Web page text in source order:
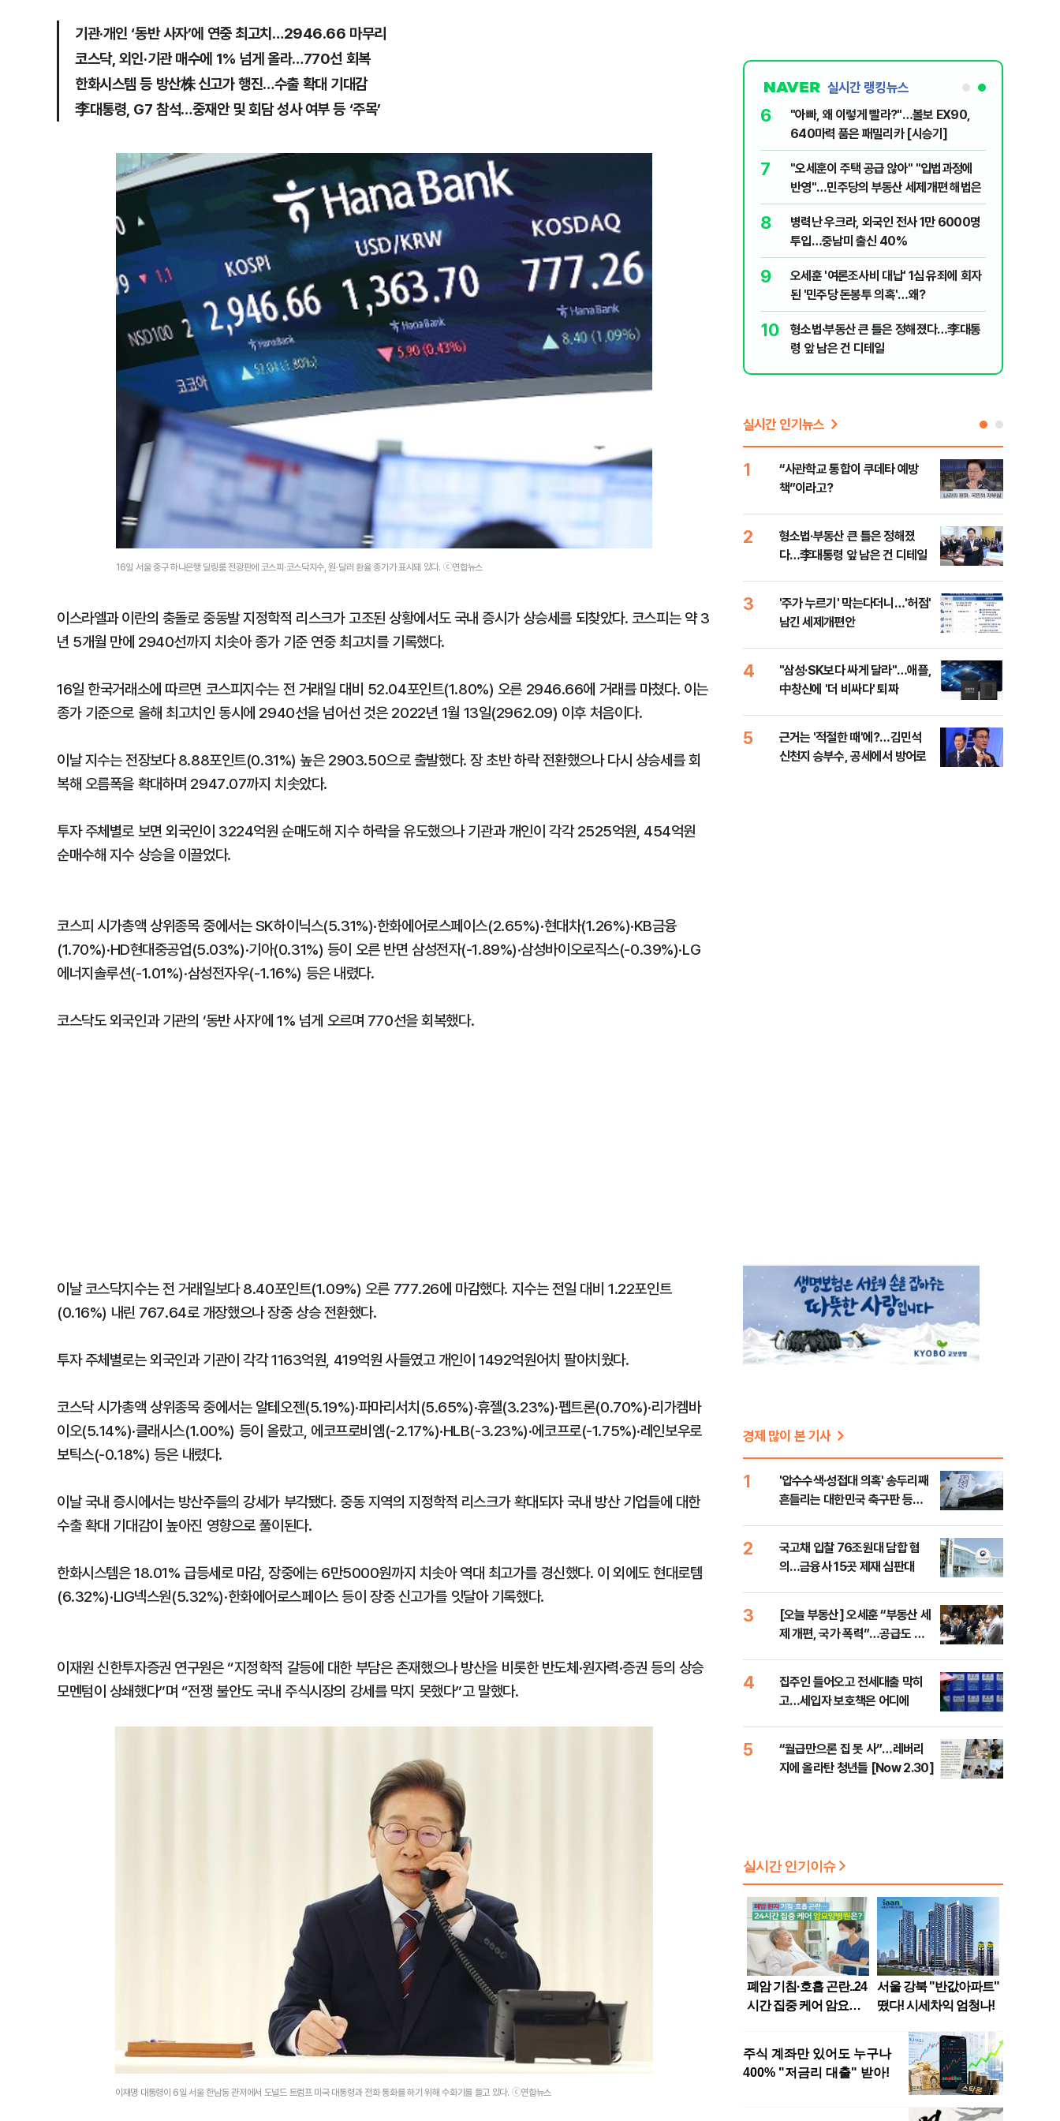
기관·개인 ‘동반 사자’에 연중 최고치…2946.66 마무리
코스닥, 외인·기관 매수에 1% 넘게 올라…770선 회복
한화시스템 등 방산株 신고가 행진…수출 확대 기대감
李대통령, G7 참석…중재안 및 회담 성사 여부 등 ‘주목’
16일 서울 중구 하나은행 딜링룸 전광판에 코스피·코스닥지수, 원·달러 환율 종가가 표시돼 있다. ⓒ연합뉴스
이스라엘과 이란의 충돌로 중동발 지정학적 리스크가 고조된 상황에서도 국내 증시가 상승세를 되찾았다. 코스피는 약 3
년 5개월 만에 2940선까지 치솟아 종가 기준 연중 최고치를 기록했다.
16일 한국거래소에 따르면 코스피지수는 전 거래일 대비 52.04포인트(1.80%) 오른 2946.66에 거래를 마쳤다. 이는
종가 기준으로 올해 최고치인 동시에 2940선을 넘어선 것은 2022년 1월 13일(2962.09) 이후 처음이다.
이날 지수는 전장보다 8.88포인트(0.31%) 높은 2903.50으로 출발했다. 장 초반 하락 전환했으나 다시 상승세를 회
복해 오름폭을 확대하며 2947.07까지 치솟았다.
투자 주체별로 보면 외국인이 3224억원 순매도해 지수 하락을 유도했으나 기관과 개인이 각각 2525억원, 454억원
순매수해 지수 상승을 이끌었다.
코스피 시가총액 상위종목 중에서는 SK하이닉스(5.31%)·한화에어로스페이스(2.65%)·현대차(1.26%)·KB금융
(1.70%)·HD현대중공업(5.03%)·기아(0.31%) 등이 오른 반면 삼성전자(-1.89%)·삼성바이오로직스(-0.39%)·LG
에너지솔루션(-1.01%)·삼성전자우(-1.16%) 등은 내렸다.
코스닥도 외국인과 기관의 ‘동반 사자’에 1% 넘게 오르며 770선을 회복했다.
이날 코스닥지수는 전 거래일보다 8.40포인트(1.09%) 오른 777.26에 마감했다. 지수는 전일 대비 1.22포인트
(0.16%) 내린 767.64로 개장했으나 장중 상승 전환했다.
투자 주체별로는 외국인과 기관이 각각 1163억원, 419억원 사들였고 개인이 1492억원어치 팔아치웠다.
코스닥 시가총액 상위종목 중에서는 알테오젠(5.19%)·파마리서치(5.65%)·휴젤(3.23%)·펩트론(0.70%)·리가켐바
이오(5.14%)·클래시스(1.00%) 등이 올랐고, 에코프로비엠(-2.17%)·HLB(-3.23%)·에코프로(-1.75%)·레인보우로
보틱스(-0.18%) 등은 내렸다.
이날 국내 증시에서는 방산주들의 강세가 부각됐다. 중동 지역의 지정학적 리스크가 확대되자 국내 방산 기업들에 대한
수출 확대 기대감이 높아진 영향으로 풀이된다.
한화시스템은 18.01% 급등세로 마감, 장중에는 6만5000원까지 치솟아 역대 최고가를 경신했다. 이 외에도 현대로템
(6.32%)·LIG넥스원(5.32%)·한화에어로스페이스 등이 장중 신고가를 잇달아 기록했다.
이재원 신한투자증권 연구원은 “지정학적 갈등에 대한 부담은 존재했으나 방산을 비롯한 반도체·원자력·증권 등의 상승
모멘텀이 상쇄했다”며 “전쟁 불안도 국내 주식시장의 강세를 막지 못했다”고 말했다.
이재명 대통령이 6일 서울 한남동 관저에서 도널드 트럼프 미국 대통령과 전화 통화를 하기 위해 수화기를 들고 있다. ⓒ연합뉴스
실시간 랭킹뉴스
지율 하락 의식했나, 삼전닉스 올인은 금
점화, 김민석 "과반 승리 가능성 99%" 등
에 '더 비싸다' 퇴짜
3
美 다우 464P↓, S&P500·나스닥도 동
반 하락
4
"탄약 왜 부족한 거야"…트럼프, '이란전
무기고 고갈'에 국방장관 질책
5
美 원정출산 전면 차단…트럼프, '출생시
민권 금지' 행정명령 서명
6
"아빠, 왜 이렇게 빨라?"…볼보 EX90,
640마력 품은 패밀리카 [시승기]
7
"오세훈이 주택 공급 않아" "입법과정에
반영"…민주당의 부동산 세제개편 해법은
8
병력난 우크라, 외국인 전사 1만 6000명
투입…중남미 출신 40%
9
오세훈 '여론조사비 대납' 1심 유죄에 회자
된 '민주당 돈봉투 의혹'…왜?
10
형소법·부동산 큰 틀은 정해졌다…李대통
령 앞 남은 건 디테일
실시간 인기뉴스
1
“사관학교 통합이 쿠데타 예방
책”이라고?
2
형소법·부동산 큰 틀은 정해졌
다…李대통령 앞 남은 건 디테일
3
'주가 누르기' 막는다더니…'허점'
남긴 세제개편안
4
"삼성·SK보다 싸게 달라"…애플,
中창신에 '더 비싸다' 퇴짜
5
근거는 '적절한 때'에?…김민석
신천지 승부수, 공세에서 방어로
경제 많이 본 기사
1
'압수수색·성접대 의혹' 송두리째
흔들리는 대한민국 축구판 등
2
국고채 입찰 76조원대 담합 혐
의…금융사 15곳 제재 심판대
3
[오늘 부동산] 오세훈 “부동산 세
제 개편, 국가 폭력”…공급도 정
4
집주인 들어오고 전세대출 막히
고…세입자 보호책은 어디에
5
“월급만으론 집 못 사”…레버리
지에 올라탄 청년들 [Now 2.30]